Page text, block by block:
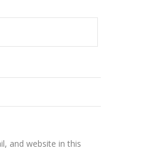
and website in this